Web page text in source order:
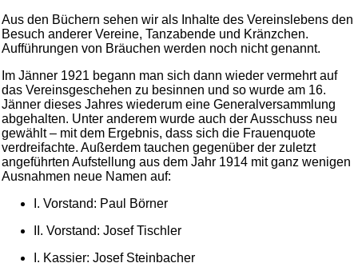
Aus den Büchern sehen wir als Inhalte des Vereinslebens den
Besuch anderer Vereine, Tanzabende und Kränzchen.
Aufführungen von Bräuchen werden noch nicht genannt.
Im Jänner 1921 begann man sich dann wieder vermehrt auf
das Vereinsgeschehen zu besinnen und so wurde am 16.
Jänner dieses Jahres wiederum eine Generalversammlung
abgehalten. Unter anderem wurde auch der Ausschuss neu
gewählt – mit dem Ergebnis, dass sich die Frauenquote
verdreifachte. Außerdem tauchen gegenüber der zuletzt
angeführten Aufstellung aus dem Jahr 1914 mit ganz wenigen
Ausnahmen neue Namen auf:
I. Vorstand: Paul Börner
II. Vorstand: Josef Tischler
I. Kassier: Josef Steinbacher